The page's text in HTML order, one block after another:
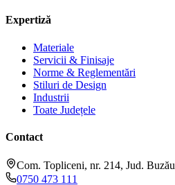
Expertiză
Materiale
Servicii & Finisaje
Norme & Reglementări
Stiluri de Design
Industrii
Toate Județele
Contact
Com. Topliceni, nr. 214, Jud. Buzău
0750 473 111